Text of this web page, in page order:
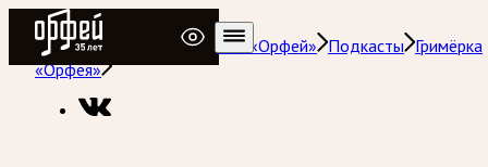
Радио Орфей
Радио классической музыки «Орфей» Подкасты Гримёрка
«Орфея»